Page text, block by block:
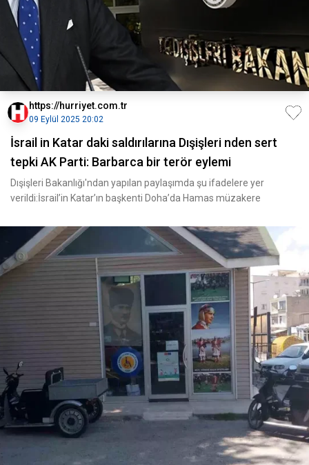
https://hurriyet.com.tr
09 Eylül 2025 20:02
İsrail in Katar daki saldırılarına Dışişleri nden sert
tepki AK Parti: Barbarca bir terör eylemi
Dışişleri Bakanlığı'ndan yapılan paylaşımda şu ifadelere yer
verildi:İsrail’in Katar’ın başkenti Doha’da Hamas müzakere